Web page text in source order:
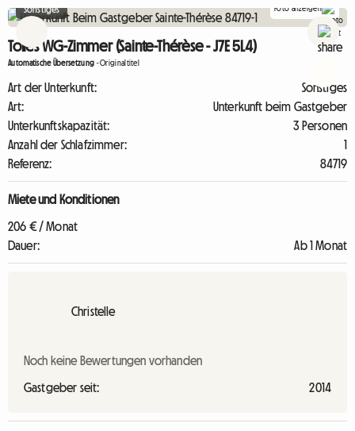
Sonstiges Foto anzeigen
Tolles WG-Zimmer (Sainte-Thérèse - J7E 5L4)
Automatische Übersetzung -Originaltitel
Art der Unterkunft:
Sonstiges
Art:
Unterkunft beim Gastgeber
Unterkunftskapazität:
3 Personen
Anzahl der Schlafzimmer:
1
Referenz:
84719
Miete und Konditionen
206 € / Monat
Dauer:
Ab 1 Monat
Christelle
Noch keine Bewertungen vorhanden
Gastgeber seit: 2014